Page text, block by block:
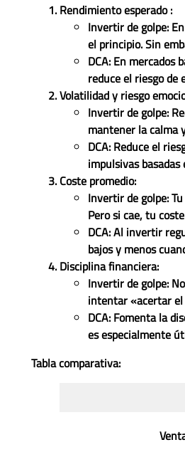
Rendimiento esperado :
Invertir de golpe:
el principio. Sin
DCA: En
reduce el riesgo
Volatilidad y riesgo
Invertir de golpe:
mantener la calma
DCA: Reduce el
impulsivas
Coste promedio:
Invertir de golpe:
Pero si cae, tu
DCA: Al invertir
bajos y menos
Disciplina financiera:
Invertir de golpe:
intentar «acertar el
DCA: Fomenta la
es especialmente
Tabla comparativa: